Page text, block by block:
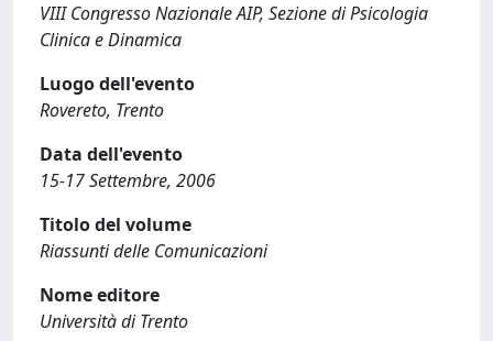
VIII Congresso Nazionale AIP, Sezione di Psicologia
Clinica e Dinamica
Luogo dell'evento
Rovereto, Trento
Data dell'evento
15-17 Settembre, 2006
Titolo del volume
Riassunti delle Comunicazioni
Nome editore
Università di Trento